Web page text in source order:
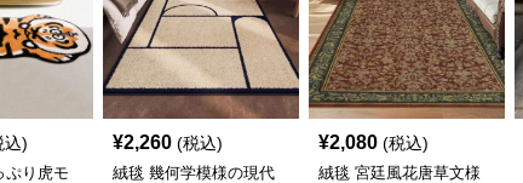
込)
ぷり虎モ
¥2,260 (税込)
絨毯 幾何学模様の現代
¥2,080 (税込)
絨毯 宮廷風花唐草文様